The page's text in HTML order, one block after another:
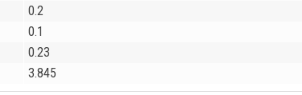
0.2
0.1
0.23
3.845